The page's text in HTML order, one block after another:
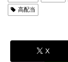
高配当
X